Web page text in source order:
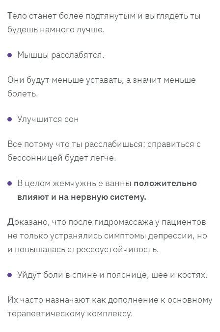
Тело станет более подтянутым и выглядеть ты
будешь намного лучше.
Мышцы расслабятся.
Они будут меньше уставать, а значит меньше
болеть.
Улучшится сон
Все потому что ты расслабишься: справиться с
бессонницей будет легче.
В целом жемчужные ванны положительно
влияют и на нервную систему.
Доказано, что после гидромассажа у пациентов
не только устранялись симптомы депрессии, но
и повышалась стрессоустойчивость.
Уйдут боли в спине и пояснице, шее и костях.
Их часто назначают как дополнение к основному
терапевтическому комплексу.